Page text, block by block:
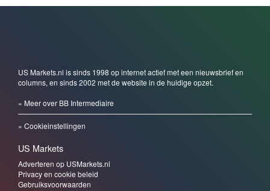
US Markets.nl is sinds 1998 op internet actief met een nieuwsbrief en
columns, en sinds 2002 met de website in de huidige opzet.
» Meer over BB Intermediaire
» Cookieinstellingen
US Markets
Adverteren op USMarkets.nl
Privacy en cookie beleid
Gebruiksvoorwaarden